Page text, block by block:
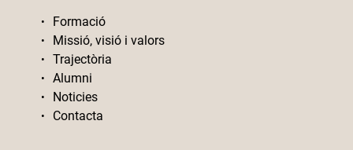
Formació
Missió, visió i valors
Trajectòria
Alumni
Noticies
Contacta